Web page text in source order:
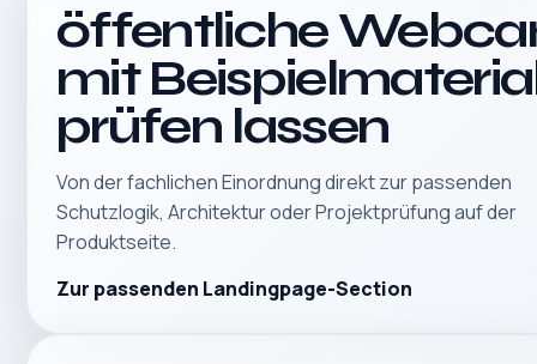
öffentliche
mit
prüfen lassen
Von der fachlichen Einordnung direkt zur passenden
Schutzlogik, Architektur oder Projektprüfung auf der
Produktseite.
Zur passenden Landingpage-Section